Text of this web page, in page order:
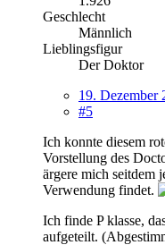
Geschlecht
Männlich
Lieblingsfigur
Der Doktor
19. Dezember
#5
Ich konnte diesem
Vorstellung des
ärgere mich seitdem
Verwendung findet.
Ich finde P klasse,
aufgeteilt.